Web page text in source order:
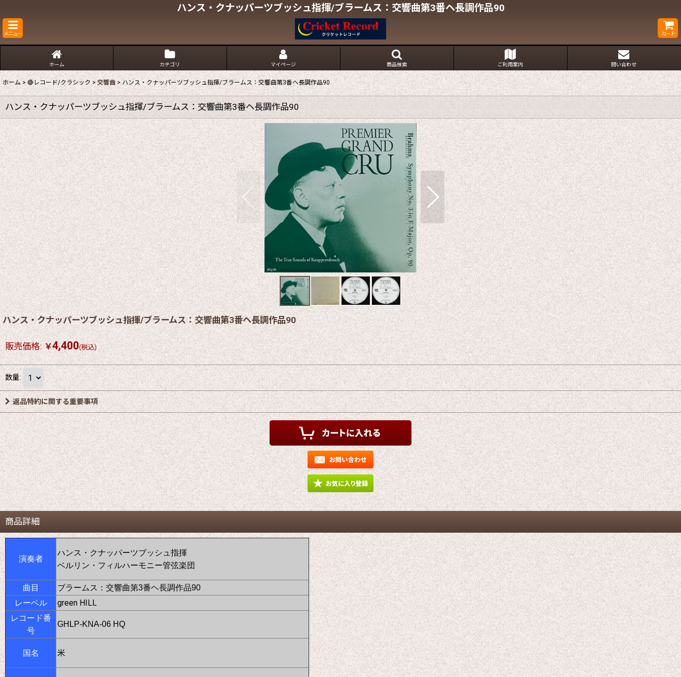
ハンス・クナッパーツブッシュ指揮/ブラームス：交響曲第3番ヘ長調作品90
メニュー カート
ホーム カテゴリ マイページ 商品検索 ご利用案内 問い合わせ
ホーム > 🔴レコード/クラシック > 交響曲 > ハンス・クナッパーツブッシュ指揮/ブラームス：交響曲第3番ヘ長調作品90
ハンス・クナッパーツブッシュ指揮/ブラームス：交響曲第3番ヘ長調作品90
ハンス・クナッパーツブッシュ指揮/ブラームス：交響曲第3番ヘ長調作品90
販売価格: ￥4,400(税込)
数量:
返品特約に関する重要事項
商品詳細
演奏者
ハンス・クナッパーツブッシュ指揮
ベルリン・フィルハーモニー管弦楽団
曲目
ブラームス：交響曲第3番ヘ長調作品90
レーベル
green HILL
レコード番
号
GHLP-KNA-06 HQ
国名 米